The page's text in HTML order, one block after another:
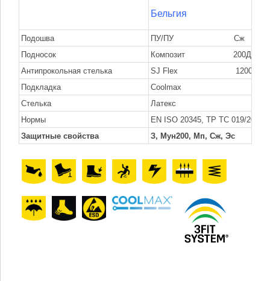
Бельгия
Подошва
ПУ/ПУ Сж
Подносок
Композит 200Дж
Антипрокольная стелька
SJ Flex 1200Н
Подкладка
Coolmax
Стелька
Латекс
Нормы
EN ISO 20345, TP TC 019/2011
Защитные свойства
З, Мун200, Мп, Сж, Эс